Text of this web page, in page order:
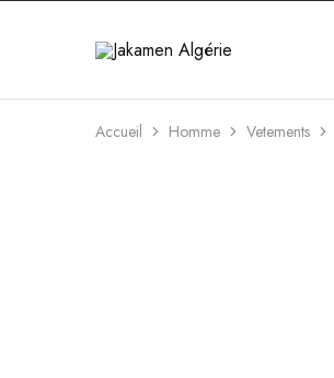
Jakamen
Accueil Homme Vetements